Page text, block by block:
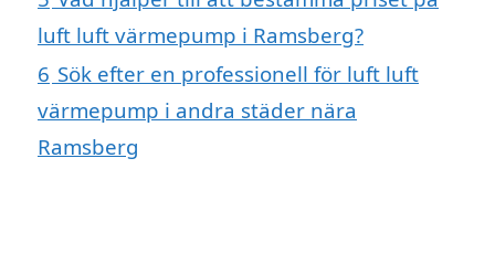
luft luft värmepump i Ramsberg?
6 Sök efter en professionell för luft luft
värmepump i andra städer nära
Ramsberg